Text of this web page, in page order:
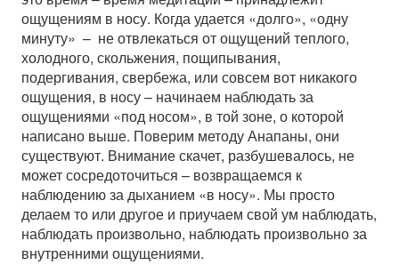
ощущениям в носу. Когда удается «долго», «одну
минуту» – не отвлекаться от ощущений теплого,
холодного, скольжения, пощипывания,
подергивания, свербежа, или совсем вот никакого
ощущения, в носу – начинаем наблюдать за
ощущениями «под носом», в той зоне, о которой
написано выше. Поверим методу Анапаны, они
существуют. Внимание скачет, разбушевалось, не
может сосредоточиться – возвращаемся к
наблюдению за дыханием «в носу». Мы просто
делаем то или другое и приучаем свой ум наблюдать,
наблюдать произвольно, наблюдать произвольно за
внутренними ощущениями.